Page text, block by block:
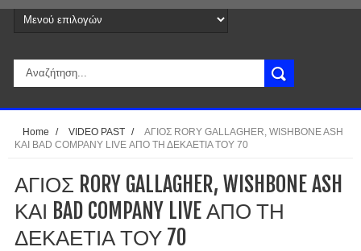
Home / VIDEO PAST /
ΑΓΙΟΣ RORY GALLAGHER, WISHBONE ASH
ΚΑΙ BAD COMPANY LIVE ΑΠΟ ΤΗ ΔΕΚΑΕΤΙΑ ΤΟΥ 70
ΑΓΙΟΣ RORY GALLAGHER, WISHBONE ASH
ΚΑΙ BAD COMPANY LIVE ΑΠΟ ΤΗ
ΔΕΚΑΕΤΙΑ ΤΟΥ 70